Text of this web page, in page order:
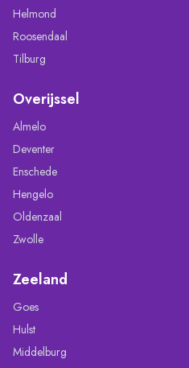
Helmond
Roosendaal
Tilburg
Overijssel
Almelo
Deventer
Enschede
Hengelo
Oldenzaal
Zwolle
Zeeland
Goes
Hulst
Middelburg